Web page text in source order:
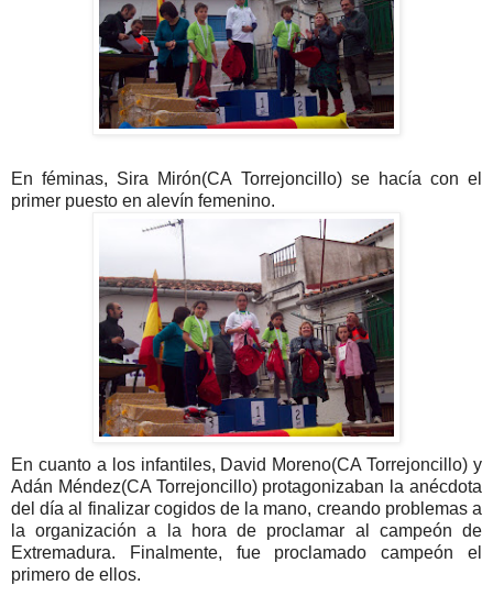
En féminas, Sira Mirón(CA Torrejoncillo) se hacía con el
primer puesto en alevín femenino.
En cuanto a los infantiles, David Moreno(CA Torrejoncillo) y
Adán Méndez(CA Torrejoncillo) protagonizaban la anécdota
del día al finalizar cogidos de la mano, creando problemas a
la organización a la hora de proclamar al campeón de
Extremadura. Finalmente, fue proclamado campeón el
primero de ellos.